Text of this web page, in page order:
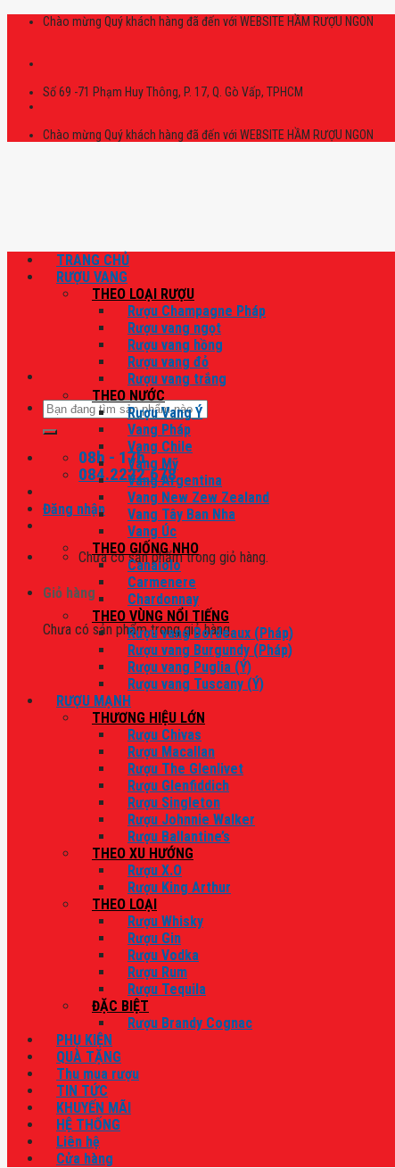
Skip
Chào mừng Quý khách hàng đã đến với WEBSITE HẦM RƯỢU NGON
Số 69 -71 Phạm Huy Thông, P. 17, Q. Gò Vấp, TPHCM
Chào mừng Quý khách hàng đã đến với WEBSITE HẦM RƯỢU NGON
Tìm
kiếm:
08h - 17h
084.2222.678
Đăng nhập
Chưa có sản phẩm trong giỏ hàng.
Giỏ hàng
Chưa có sản phẩm trong giỏ hàng.
TRANG CHỦ
RƯỢU VANG
THEO LOẠI RƯỢU
Rượu Champagne Pháp
Rượu vang ngọt
Rượu vang hồng
Rượu vang đỏ
Rượu vang trắng
THEO NƯỚC
Rượu Vang Ý
Vang Pháp
Vang Chile
Vang Mỹ
Vang Argentina
Vang New Zew Zealand
Vang Tây Ban Nha
Vang Úc
THEO GIỐNG NHO
Canaiolo
Carmenere
Chardonnay
THEO VÙNG NỔI TIẾNG
Rượu vang Bordeaux (Pháp)
Rượu vang Burgundy (Pháp)
Rượu vang Puglia (Ý)
Rượu vang Tuscany (Ý)
RƯỢU MẠNH
THƯƠNG HIỆU LỚN
Rượu Chivas
Rượu Macallan
Rượu The Glenlivet
Rượu Glenfiddich
Rượu Singleton
Rượu Johnnie Walker
Rượu Ballantine’s
THEO XU HƯỚNG
Rượu X.O
Rượu King Arthur
THEO LOẠI
Rượu Whisky
Rượu Gin
Rượu Vodka
Rượu Rum
Rượu Tequila
ĐẶC BIỆT
Rượu Brandy Cognac
PHỤ KIỆN
QUÀ TẶNG
Thu mua rượu
TIN TỨC
KHUYẾN MÃI
HỆ THỐNG
Liên hệ
Cửa hàng